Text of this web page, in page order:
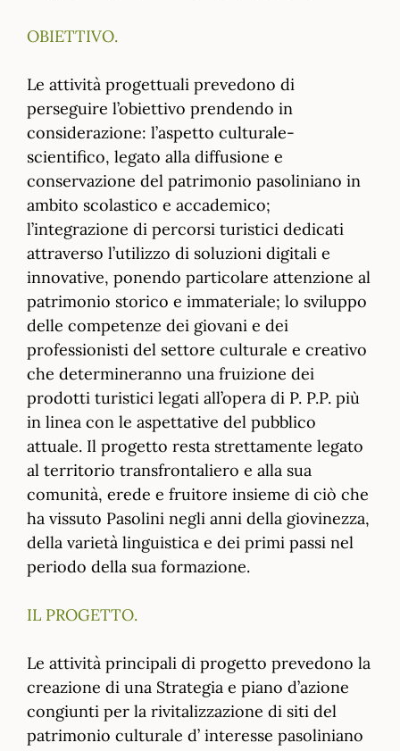
OBIETTIVO.
Le attività progettuali prevedono di
perseguire l’obiettivo prendendo in
considerazione: l’aspetto culturale-
scientifico, legato alla diffusione e
conservazione del patrimonio pasoliniano in
ambito scolastico e accademico;
l’integrazione di percorsi turistici dedicati
attraverso l’utilizzo di soluzioni digitali e
innovative, ponendo particolare attenzione al
patrimonio storico e immateriale; lo sviluppo
delle competenze dei giovani e dei
professionisti del settore culturale e creativo
che determineranno una fruizione dei
prodotti turistici legati all’opera di P. P.P. più
in linea con le aspettative del pubblico
attuale. Il progetto resta strettamente legato
al territorio transfrontaliero e alla sua
comunità, erede e fruitore insieme di ciò che
ha vissuto Pasolini negli anni della giovinezza,
della varietà linguistica e dei primi passi nel
periodo della sua formazione.
IL PROGETTO.
Le attività principali di progetto prevedono la
creazione di una Strategia e piano d’azione
congiunti per la rivitalizzazione di siti del
patrimonio culturale d’ interesse pasoliniano